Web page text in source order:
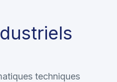
techniques